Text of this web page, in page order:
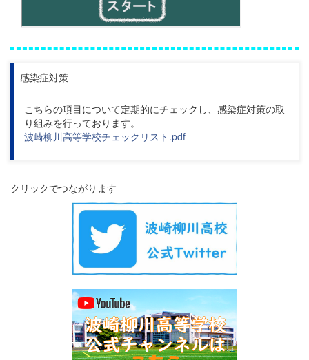
感染症対策
こちらの項目について定期的にチェックし、感染症対策の取
り組みを行っております。
波崎柳川高等学校チェックリスト.pdf
クリックでつながります